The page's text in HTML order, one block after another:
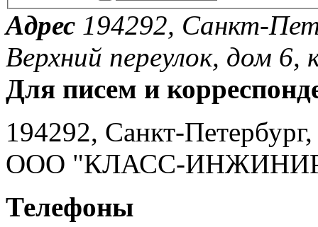
Адрес 194292, Санкт-
Верхний переулок, дом
Для писем и
194292, Санкт-
ООО "КЛАСС-
Телефоны